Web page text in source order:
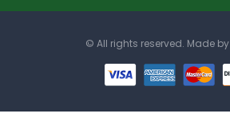
© All rights reserved. Made by